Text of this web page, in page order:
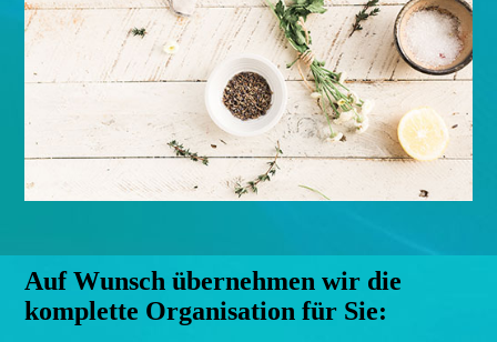
Auf Wunsch übernehmen wir die
komplette Organisation für Sie: